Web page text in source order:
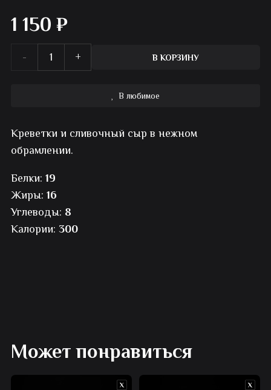
1 150 ₽
Количество
Сливочная
В КОРЗИНУ
В любимое
Креветки и сливочный сыр в нежном
обрамлении.
Белки: 19
Жиры: 16
Углеводы: 8
Калории: 300
Может понравиться